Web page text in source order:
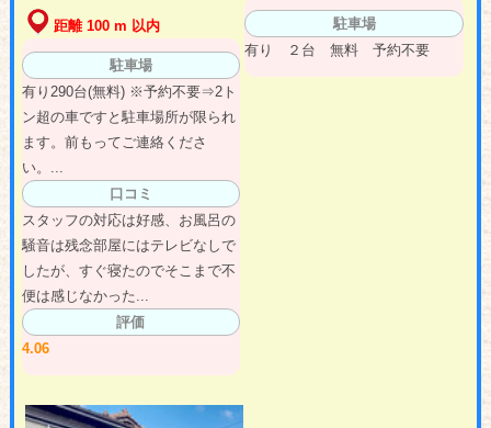
距離 100 m 以内
駐車場
有り290台(無料) ※予約不要⇒2ト
ン超の車ですと駐車場所が限られ
ます。前もってご連絡くださ
い。...
口コミ
スタッフの対応は好感、お風呂の
騒音は残念部屋にはテレビなしで
したが、すぐ寝たのでそこまで不
便は感じなかった...
評価
4.06
駐車場
有り ２台 無料 予約不要